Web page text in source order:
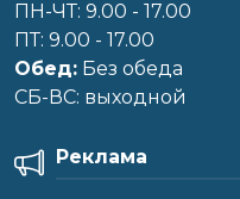
ПН-ЧТ: 9.00 - 17.00
ПТ: 9.00 - 17.00
Обед: Без обеда
CБ-ВС: выходной
Реклама